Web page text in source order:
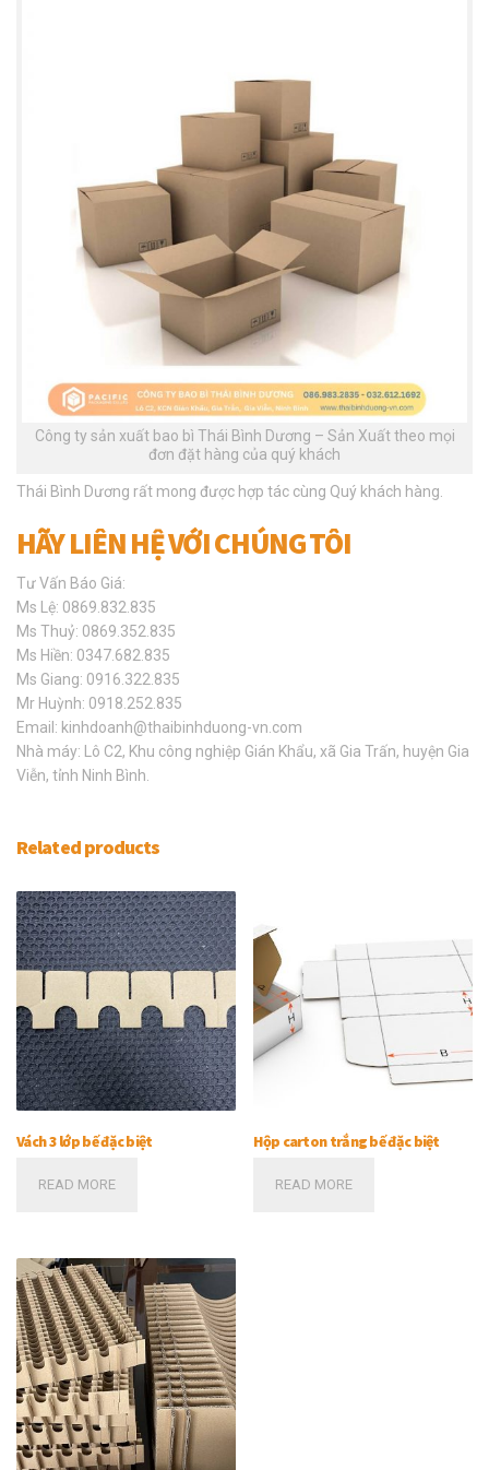
Công ty sản xuất bao bì Thái Bình Dương – Sản Xuất theo mọi
đơn đặt hàng của quý khách
Thái Bình Dương rất mong được hợp tác cùng Quý khách hàng.
HÃY LIÊN HỆ VỚI CHÚNG TÔI
Tư Vấn Báo Giá:
Ms Lệ: 0869.832.835
Ms Thuỷ: 0869.352.835
Ms Hiền: 0347.682.835
Ms Giang: 0916.322.835
Mr Huỳnh: 0918.252.835
Email: kinhdoanh@thaibinhduong-vn.com
Nhà máy: Lô C2, Khu công nghiệp Gián Khẩu, xã Gia Trấn, huyện Gia
Viễn, tỉnh Ninh Bình.
Related products
Vách 3 lớp bế đặc biệt
READ MORE
Hộp carton trắng bế đặc biệt
READ MORE